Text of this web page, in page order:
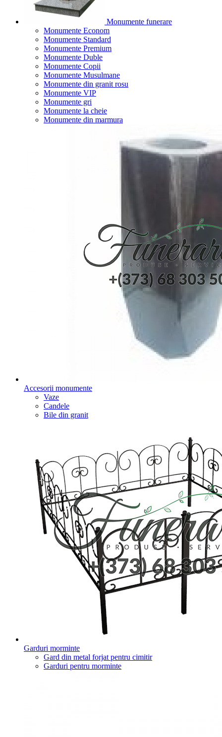
Monumente funerare
Monumente Econom
Monumente Standard
Monumente Premium
Monumente Duble
Monumente Copii
Monumente Musulmane
Monumente din granit rosu
Monumente VIP
Monumente gri
Monumente la cheie
Monumente din marmura
Accesorii monumente
Vaze
Candele
Bile din granit
Garduri morminte
Gard din metal forjat pentru cimitir
Garduri pentru morminte